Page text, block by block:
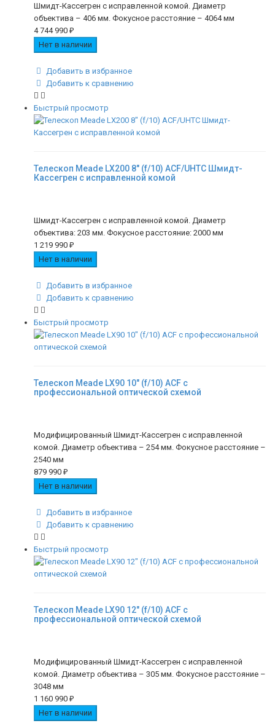
Шмидт-Кассегрен с исправленной комой. Диаметр
объектива – 406 мм. Фокусное расстояние – 4064 мм
4 744 990 ₽
Нет в наличии
Добавить в избранное
Добавить к сравнению
Быстрый просмотр
Телескоп Meade LX200 8" (f/10) ACF/UHTC Шмидт-
Кассегрен с исправленной комой
Шмидт-Кассегрен с исправленной комой. Диаметр
объектива: 203 мм. Фокусное расстояние: 2000 мм
1 219 990 ₽
Нет в наличии
Добавить в избранное
Добавить к сравнению
Быстрый просмотр
Телескоп Meade LX90 10" (f/10) ACF с
профессиональной оптической схемой
Модифицированный Шмидт-Кассегрен с исправленной
комой. Диаметр объектива – 254 мм. Фокусное расстояние –
2540 мм
879 990 ₽
Нет в наличии
Добавить в избранное
Добавить к сравнению
Быстрый просмотр
Телескоп Meade LX90 12" (f/10) ACF с
профессиональной оптической схемой
Модифицированный Шмидт-Кассегрен с исправленной
комой. Диаметр объектива – 305 мм. Фокусное расстояние –
3048 мм
1 160 990 ₽
Нет в наличии